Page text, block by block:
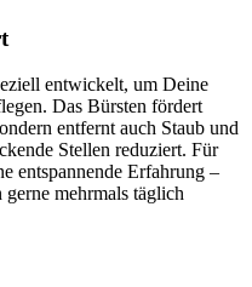
entwickelt, um Deine
Das Bürsten fördert
entfernt auch Staub und
Stellen reduziert. Für
entspannende Erfahrung –
gerne mehrmals täglich